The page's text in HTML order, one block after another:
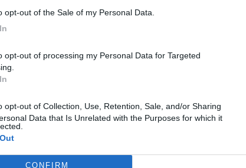
opt-out of the Sale of my Personal Data.
Data that Is Unrelated with the Purposes for which it
CONFIRM
di aver concluso le verifiche interne,
condivisione. L'azienda ha infine rimandato al
specificando che le doglianze per le tre
avendo la Polibeck già adempiuto con
burocratici di competenza.
della tua città direttamente sul tuo smartphone.